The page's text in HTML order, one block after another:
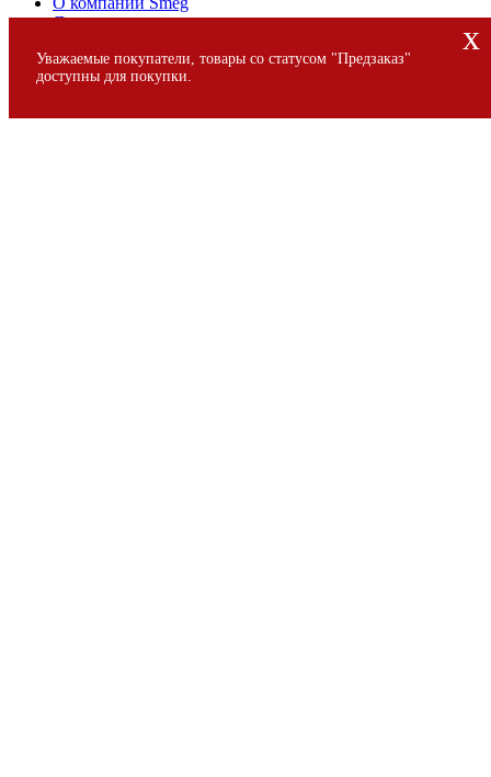
x
Уважаемые покупатели, товары со статусом "Предзаказ"
доступны для покупки.
Доставка и оплата
Сервис